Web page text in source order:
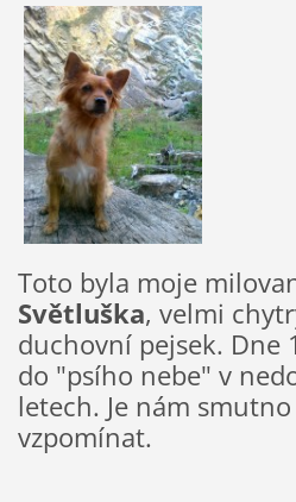
Toto byla moje
Světluška, velmi
duchovní pejsek. Dne
do "psího nebe" v
letech. Je nám
vzpomínat.